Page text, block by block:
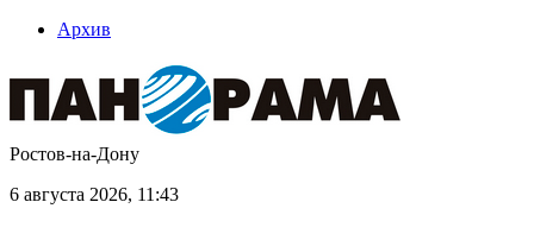
Архив
Ростов-на-Дону
6 августа 2026, 11:43